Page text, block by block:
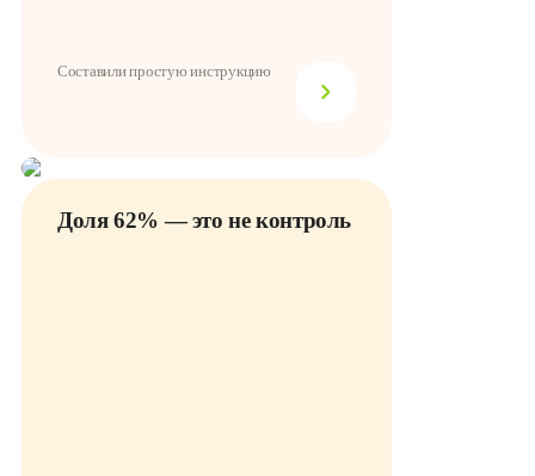
Составили простую инструкцию
Доля 62% — это не контроль